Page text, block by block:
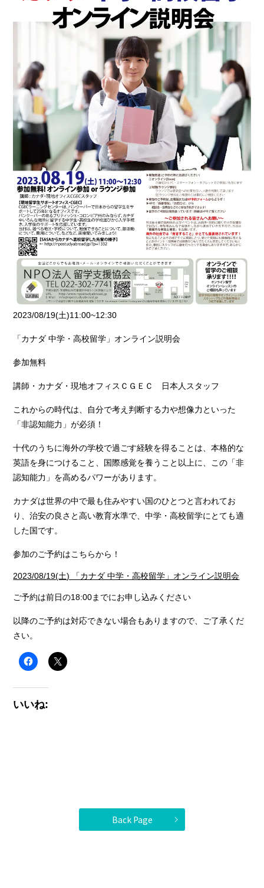
2023/08/19(土)11:00~12:30
「カナダ 中学・高校留学」オンライン説明会
参加無料
講師・カナダ・現地オフィスＣＧＥＣ 日本人スタッフ
これからの時代は、自分で考え判断する力や想像力といった
「非認知能力」が必須！
十代のうちに海外の学校で過ごす経験を得ることは、本格的な
英語を身につけること、国際感覚を養うこと以上に、この「非
認知能力」を高めるパワーがあります。
カナダは世界の中で最も住みやすい国のひとつと言われてお
り、治安の良さと高い教育水準で、中学・高校留学にとても適
した国です。
参加のご予約はこちらから！
2023/08/19(土) 「カナダ 中学・高校留学」オンライン説明会
ご予約は前日の18:00までにお申し込みください
以降のご予約は対応できない場合もありますので、ご了承くだ
さい。
いいね:
Back Page